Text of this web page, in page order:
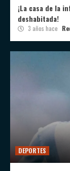
¡La casa de la
deshabitada!
3 años hace
DEPORTES